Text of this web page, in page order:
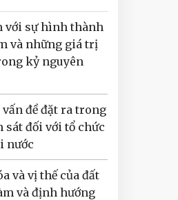
với sự hình thành
và những giá trị
kỷ nguyên
đề đặt ra trong
sát đối với tổ chức
nước
và vị thế của đất
và định hướng